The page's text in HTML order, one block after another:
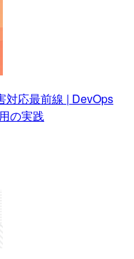
対応最前線 | DevOps
の実践